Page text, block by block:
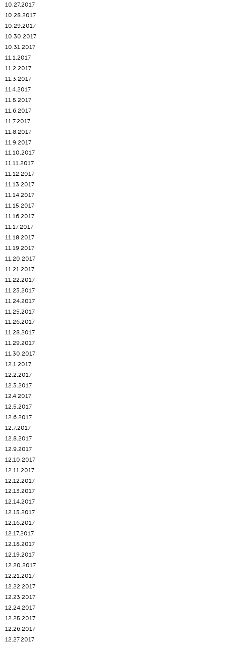
10.27.2017
10.28.2017
10.29.2017
10.30.2017
10.31.2017
11.1.2017
11.2.2017
11.3.2017
11.4.2017
11.5.2017
11.6.2017
11.7.2017
11.8.2017
11.9.2017
11.10.2017
11.11.2017
11.12.2017
11.13.2017
11.14.2017
11.15.2017
11.16.2017
11.17.2017
11.18.2017
11.19.2017
11.20.2017
11.21.2017
11.22.2017
11.23.2017
11.24.2017
11.25.2017
11.26.2017
11.28.2017
11.29.2017
11.30.2017
12.1.2017
12.2.2017
12.3.2017
12.4.2017
12.5.2017
12.6.2017
12.7.2017
12.8.2017
12.9.2017
12.10.2017
12.11.2017
12.12.2017
12.13.2017
12.14.2017
12.15.2017
12.16.2017
12.17.2017
12.18.2017
12.19.2017
12.20.2017
12.21.2017
12.22.2017
12.23.2017
12.24.2017
12.25.2017
12.26.2017
12.27.2017